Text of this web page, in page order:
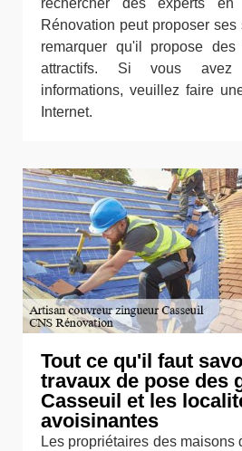
Rénovation peut proposer
remarquer qu'il propose
attractifs. Si vous avez
informations, veuillez faire
Internet.
Tout ce qu'il faut
travaux de pose des
Casseuil et les
avoisinantes
Les propriétaires des maisons